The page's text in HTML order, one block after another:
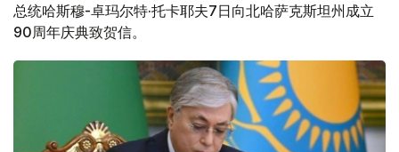
总统哈斯穆-卓玛尔特·托卡耶夫7日向北哈萨克斯坦州成立
90周年庆典致贺信。